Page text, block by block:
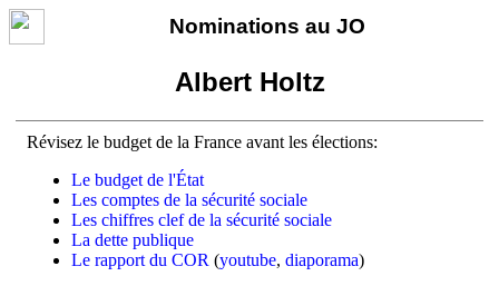
Nominations au JO
Albert Holtz
Révisez le budget de la France avant les élections:
Le budget de l'État
Les comptes de la sécurité sociale
Les chiffres clef de la sécurité sociale
La dette publique
Le rapport du COR (youtube, diaporama)